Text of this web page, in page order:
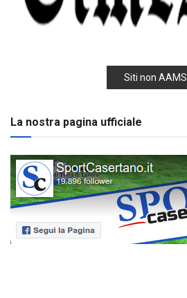
Siti non AAMS
La nostra pagina ufficiale